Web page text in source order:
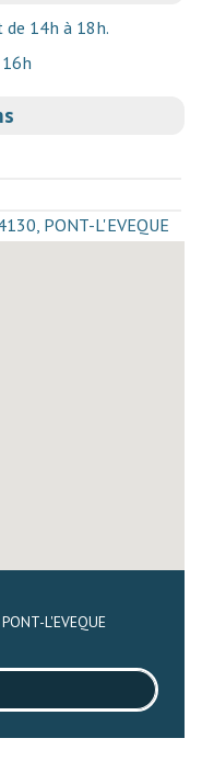
de 14h à 18h.
PONT-L'EVEQUE
L'EVEQUE